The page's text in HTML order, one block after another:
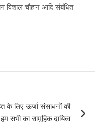
विशाल चौहान आदि संबंधित
के लिए ऊर्जा संसाधनों की
सभी का सामूहिक दायित्व